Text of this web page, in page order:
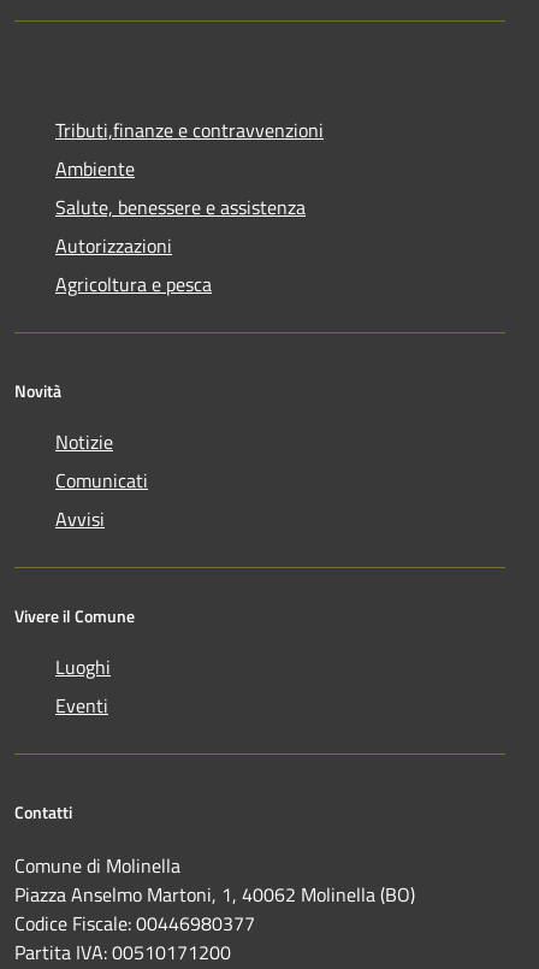
Tributi,finanze e contravvenzioni
Ambiente
Salute, benessere e assistenza
Autorizzazioni
Agricoltura e pesca
Novità
Notizie
Comunicati
Avvisi
Vivere il Comune
Luoghi
Eventi
Contatti
Comune di Molinella
Piazza Anselmo Martoni, 1, 40062 Molinella (BO)
Codice Fiscale: 00446980377
Partita IVA: 00510171200